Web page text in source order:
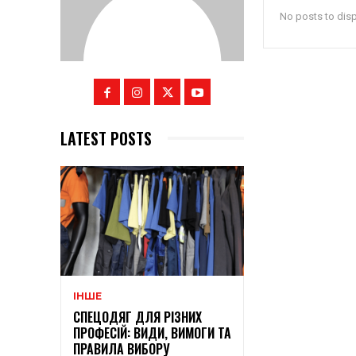
LATEST POSTS
ІНШЕ
СПЕЦОДЯГ ДЛЯ РІЗНИХ
ПРОФЕСІЙ: ВИДИ, ВИМОГИ ТА
ПРАВИЛА ВИБОРУ
No posts to